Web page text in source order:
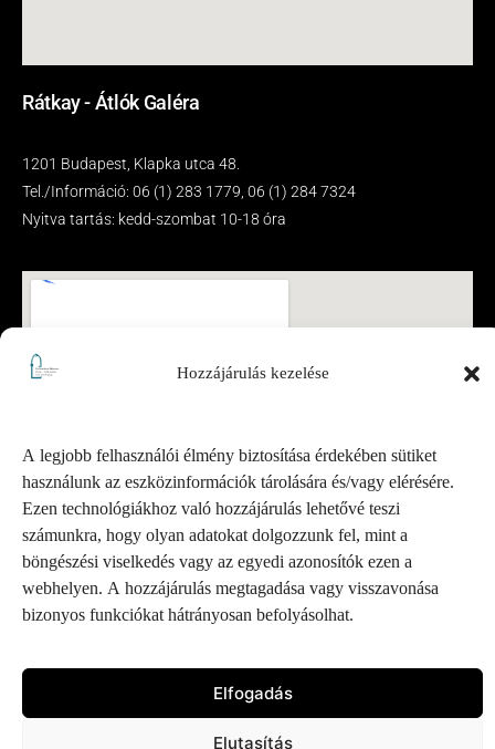
Hozzájárulás kezelése
A legjobb felhasználói élmény biztosítása érdekében sütiket
használunk az eszközinformációk tárolására és/vagy elérésére.
Ezen technológiákhoz való hozzájárulás lehetővé teszi
számunkra, hogy olyan adatokat dolgozzunk fel, mint a
böngészési viselkedés vagy az egyedi azonosítók ezen a
webhelyen. A hozzájárulás megtagadása vagy visszavonása
bizonyos funkciókat hátrányosan befolyásolhat.
Elfogadás
Elutasítás
Rátkay - Átlók Galéra
1201 Budapest, Klapka utca 48.
Tel./Információ: 06 (1) 283 1779, 06 (1) 284 7324
Nyitva tartás: kedd-szombat 10-18 óra
Pesterzsébeti Múzeum – Minden jog fenntartva.